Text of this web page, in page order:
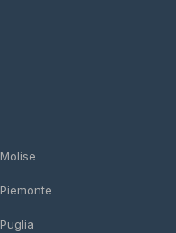
Molise
Piemonte
Puglia